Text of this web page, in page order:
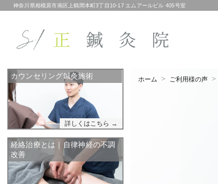
神奈川県相模原市南区上鶴間本町3丁目10-17 エムアールビル 405号室
カウンセリング鍼灸施術
詳しくはこちら →
経絡治療とは｜自律神経の不調
改善
ホーム ご利用様の声